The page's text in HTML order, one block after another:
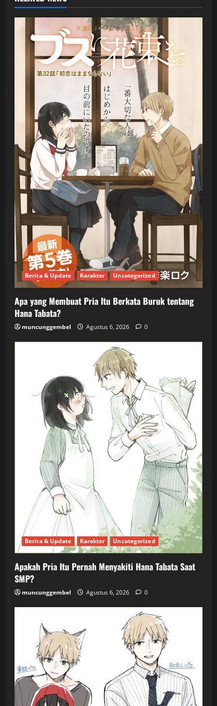
Berita & Update Karakter Uncategorized
Apa yang Membuat Pria Itu Berkata Buruk tentang
Hana Tabata?
muncunggembel Agustus 6, 2026 0
Berita & Update Karakter Uncategorized
Apakah Pria Itu Pernah Menyakiti Hana Tabata Saat
SMP?
muncunggembel Agustus 6, 2026 0